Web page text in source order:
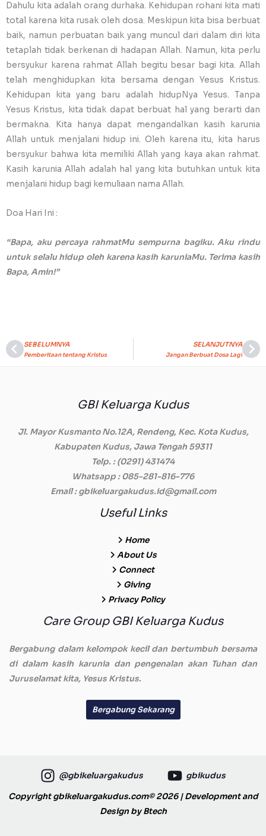
Dahulu kita adalah orang durhaka. Kehidupan rohani kita mati
total karena kita rusak oleh dosa. Meskipun kita bisa berbuat
baik, namun perbuatan baik yang muncul dari dalam diri kita
tetaplah tidak berkenan di hadapan Allah. Namun, kita perlu
bersyukur karena rahmat Allah begitu besar bagi kita. Allah
telah menghidupkan kita bersama dengan Yesus Kristus.
Kehidupan kita yang baru adalah hidupNya Yesus. Tanpa
Yesus Kristus, kita tidak dapat berbuat hal yang berarti dan
bermakna. Kita hanya dapat mengandalkan kasih karunia
Allah untuk menjalani hidup ini. Oleh karena itu, kita harus
bersyukur bahwa kita memiliki Allah yang kaya akan rahmat.
Kasih karunia Allah adalah hal yang kita butuhkan untuk kita
menjalani hidup bagi kemuliaan nama Allah.
Doa Hari Ini :
“Bapa, aku percaya rahmatMu sempurna bagiku. Aku rindu
untuk selalu hidup oleh karena kasih karuniaMu. Terima kasih
Bapa, Amin!”
Prev
SEBELUMNYA
Pemberitaan tentang Kristus
SELANJUTNYA
Jangan Berbuat Dosa Lagi
GBI Keluarga Kudus
Jl. Mayor Kusmanto No.12A, Rendeng, Kec. Kota Kudus,
Kabupaten Kudus, Jawa Tengah 59311
Telp. : (0291) 431474
Whatsapp : 085-281-816-776
Email: gbikeluargakudus.id@gmail.com
Useful Links
Home
About Us
Connect
Giving
Privacy Policy
Care Group GBI Keluarga Kudus
Bergabung dalam kelompok kecil dan bertumbuh bersama
di dalam kasih karunia dan pengenalan akan Tuhan dan
Juruselamat kita, Yesus Kristus.
Bergabung Sekarang
@gbikeluargakudus gbikudus
Copyright gbikeluargakudus.com© 2026 | Development and
Design byBtech